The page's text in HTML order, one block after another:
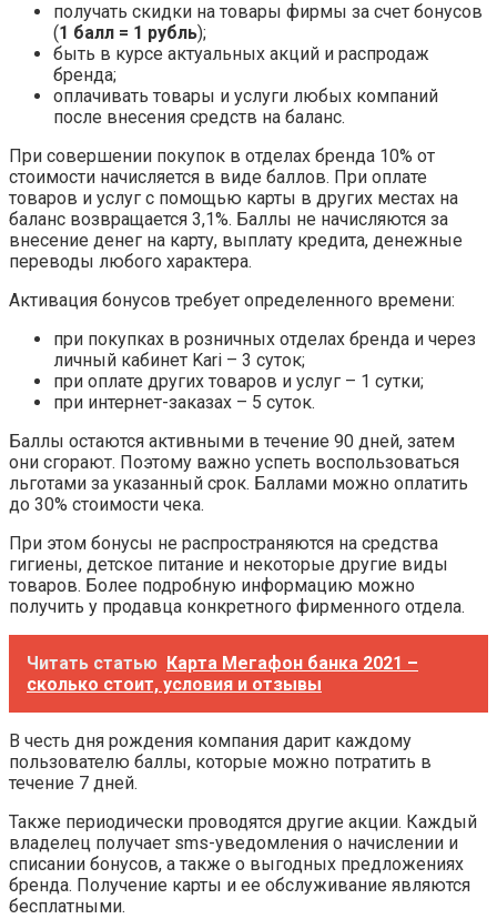
получать скидки на товары фирмы за счет бонусов
(1 балл = 1 рубль);
быть в курсе актуальных акций и распродаж
бренда;
оплачивать товары и услуги любых компаний
после внесения средств на баланс.
При совершении покупок в отделах бренда 10% от
стоимости начисляется в виде баллов. При оплате
товаров и услуг с помощью карты в других местах на
баланс возвращается 3,1%. Баллы не начисляются за
внесение денег на карту, выплату кредита, денежные
переводы любого характера.
Активация бонусов требует определенного времени:
при покупках в розничных отделах бренда и через
личный кабинет Kari – 3 суток;
при оплате других товаров и услуг – 1 сутки;
при интернет-заказах – 5 суток.
Баллы остаются активными в течение 90 дней, затем
они сгорают. Поэтому важно успеть воспользоваться
льготами за указанный срок. Баллами можно оплатить
до 30% стоимости чека.
При этом бонусы не распространяются на средства
гигиены, детское питание и некоторые другие виды
товаров. Более подробную информацию можно
получить у продавца конкретного фирменного отдела.
Читать статью Карта Мегафон банка 2021 –
сколько стоит, условия и отзывы
В честь дня рождения компания дарит каждому
пользователю баллы, которые можно потратить в
течение 7 дней.
Также периодически проводятся другие акции. Каждый
владелец получает sms-уведомления о начислении и
списании бонусов, а также о выгодных предложениях
бренда. Получение карты и ее обслуживание являются
бесплатными.